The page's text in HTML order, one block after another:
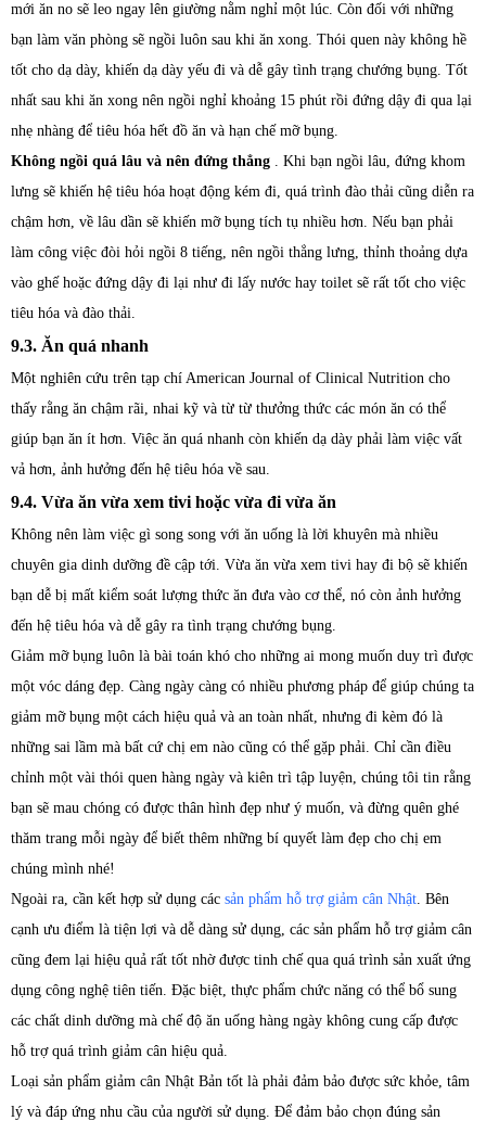
mới ăn no sẽ leo ngay lên giường nằm nghỉ một lúc. Còn đối với những
bạn làm văn phòng sẽ ngồi luôn sau khi ăn xong. Thói quen này không hề
tốt cho dạ dày, khiến dạ dày yếu đi và dễ gây tình trạng chướng bụng. Tốt
nhất sau khi ăn xong nên ngồi nghỉ khoảng 15 phút rồi đứng dậy đi qua lại
nhẹ nhàng để tiêu hóa hết đồ ăn và hạn chế mỡ bụng.
Không ngồi quá lâu và nên đứng thẳng . Khi bạn ngồi lâu, đứng khom
lưng sẽ khiến hệ tiêu hóa hoạt động kém đi, quá trình đào thải cũng diễn ra
chậm hơn, về lâu dần sẽ khiến mỡ bụng tích tụ nhiều hơn. Nếu bạn phải
làm công việc đòi hỏi ngồi 8 tiếng, nên ngồi thẳng lưng, thỉnh thoảng dựa
vào ghế hoặc đứng dậy đi lại như đi lấy nước hay toilet sẽ rất tốt cho việc
tiêu hóa và đào thải.
9.3. Ăn quá nhanh
Một nghiên cứu trên tạp chí American Journal of Clinical Nutrition cho
thấy rằng ăn chậm rãi, nhai kỹ và từ từ thưởng thức các món ăn có thể
giúp bạn ăn ít hơn. Việc ăn quá nhanh còn khiến dạ dày phải làm việc vất
vả hơn, ảnh hưởng đến hệ tiêu hóa về sau.
9.4. Vừa ăn vừa xem tivi hoặc vừa đi vừa ăn
Không nên làm việc gì song song với ăn uống là lời khuyên mà nhiều
chuyên gia dinh dưỡng đề cập tới. Vừa ăn vừa xem tivi hay đi bộ sẽ khiến
bạn dễ bị mất kiểm soát lượng thức ăn đưa vào cơ thể, nó còn ảnh hưởng
đến hệ tiêu hóa và dễ gây ra tình trạng chướng bụng.
Giảm mỡ bụng luôn là bài toán khó cho những ai mong muốn duy trì được
một vóc dáng đẹp. Càng ngày càng có nhiều phương pháp để giúp chúng ta
giảm mỡ bụng một cách hiệu quả và an toàn nhất, nhưng đi kèm đó là
những sai lầm mà bất cứ chị em nào cũng có thể gặp phải. Chỉ cần điều
chỉnh một vài thói quen hàng ngày và kiên trì tập luyện, chúng tôi tin rằng
bạn sẽ mau chóng có được thân hình đẹp như ý muốn, và đừng quên ghé
thăm trang mỗi ngày để biết thêm những bí quyết làm đẹp cho chị em
chúng mình nhé!
Ngoài ra, cần kết hợp sử dụng các sản phẩm hỗ trợ giảm cân Nhật . Bên
cạnh ưu điểm là tiện lợi và dễ dàng sử dụng, các sản phẩm hỗ trợ giảm cân
cũng đem lại hiệu quả rất tốt nhờ được tinh chế qua quá trình sản xuất ứng
dụng công nghệ tiên tiến. Đặc biệt, thực phẩm chức năng có thể bổ sung
các chất dinh dưỡng mà chế độ ăn uống hàng ngày không cung cấp được
hỗ trợ quá trình giảm cân hiệu quả.
​Loại sản phẩm giảm cân Nhật Bản tốt là phải đảm bảo được sức khỏe, tâm
lý và đáp ứng nhu cầu của người sử dụng. Để đảm bảo chọn đúng sản